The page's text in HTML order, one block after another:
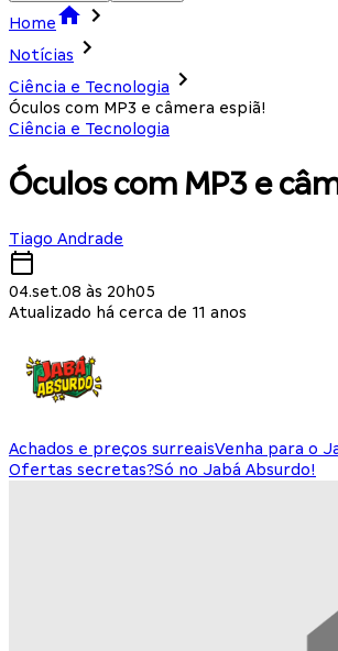
Home
Notícias
Ciência e Tecnologia
Óculos com MP3 e câmera espiã!
Ciência e Tecnologia
Óculos com MP3 e
Tiago Andrade
04.set.08 às 20h05
Atualizado há cerca de 11 anos
Achados e preços surreaisVenha para o
Ofertas secretas?Só no Jabá Absurdo!